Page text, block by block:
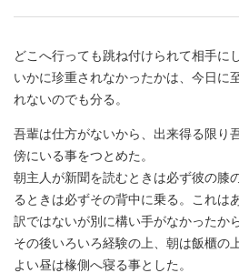
どこへ行っても跳ね付けられて相手に
いかに珍重されなかったかは、今日に
れないのでも分る。
吾輩は仕方がないから、出来得る限り
傍にいる事をつとめた。
朝主人が新聞を読むときは必ず彼の膝
るときは必ずその背中に乗る。これは
訳ではないが別に構い手がなかったか
その後いろいろ経験の上、朝は飯櫃の
よい昼は椽側へ寝る事とした。